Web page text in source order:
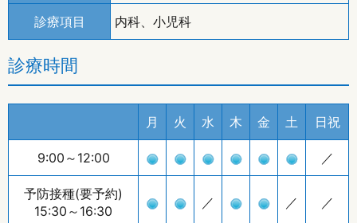
診療項目 内科、小児科
診療時間
月 火 水 木 金 土 日祝
9:00～12:00 ／
予防接種(要予約)
15:30～16:30
／ ／ ／